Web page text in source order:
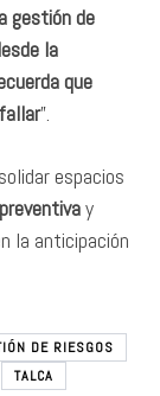
gestión de
la
que
”.
espacios
y
la anticipación
DE RIESGOS
TALCA